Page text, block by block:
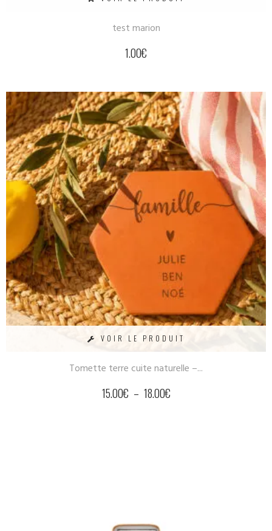
test marion
1.00€
VOIR LE PRODUIT
Tomette terre cuite naturelle –...
15.00€ – 18.00€